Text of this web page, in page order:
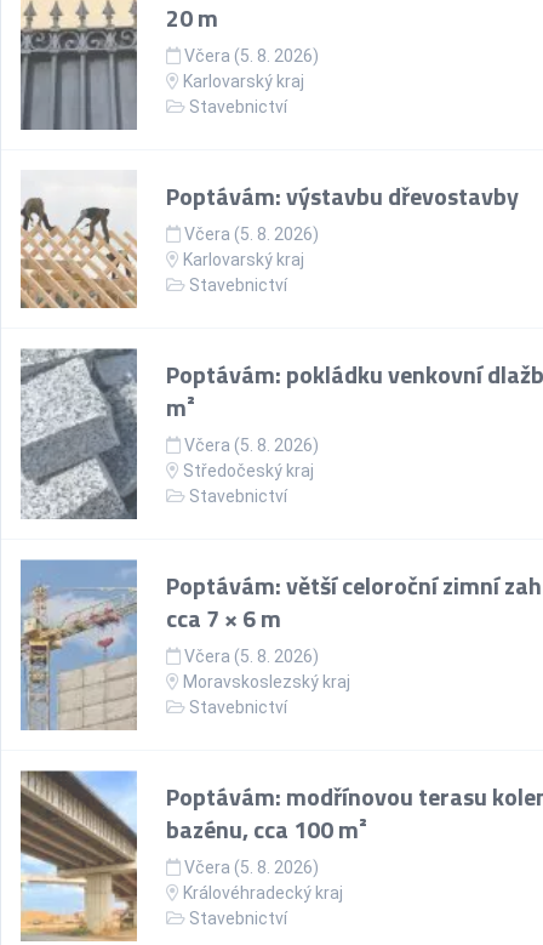
20 m
Včera (5. 8. 2026)
Karlovarský kraj
Stavebnictví
Poptávám: výstavbu dřevostavby
Včera (5. 8. 2026)
Karlovarský kraj
Stavebnictví
Poptávám: pokládku venkovní
m²
Včera (5. 8. 2026)
Středočeský kraj
Stavebnictví
Poptávám: větší celoroční zimní
cca 7 × 6 m
Včera (5. 8. 2026)
Moravskoslezský kraj
Stavebnictví
Poptávám: modřínovou terasu
bazénu, cca 100 m²
Včera (5. 8. 2026)
Královéhradecký kraj
Stavebnictví